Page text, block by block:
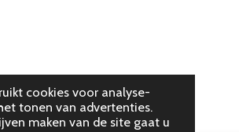
cookies voor analyse-
tonen van advertenties.
maken van de site gaat u